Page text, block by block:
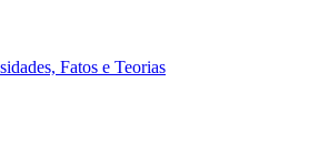
Fatos e Teorias